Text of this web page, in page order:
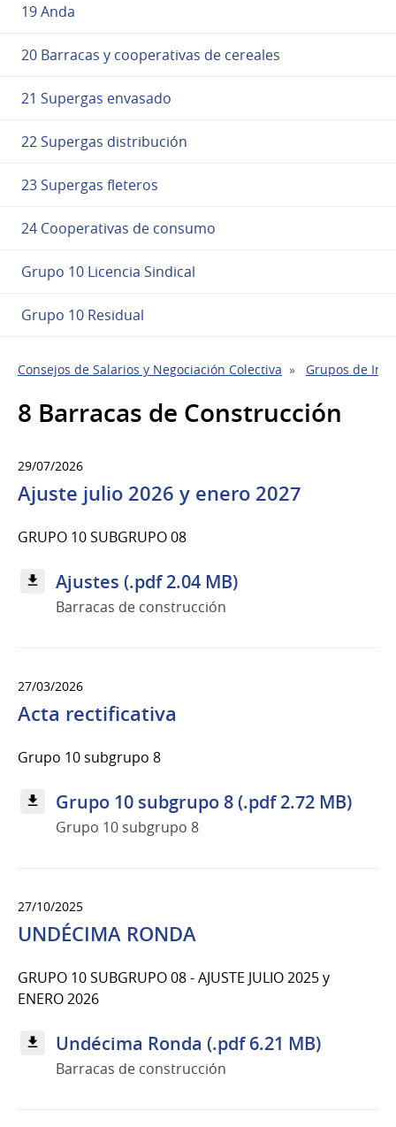
19 Anda
20 Barracas y cooperativas de cereales
21 Supergas envasado
22 Supergas distribución
23 Supergas fleteros
24 Cooperativas de consumo
Grupo 10 Licencia Sindical
Grupo 10 Residual
Consejos de Salarios y Negociación Colectiva Grupos de
8 Barracas de Construcción
29/07/2026
Ajuste julio 2026 y enero 2027
GRUPO 10 SUBGRUPO 08
Ajustes (.pdf 2.04 MB)
Barracas de construcción
27/03/2026
Acta rectificativa
Grupo 10 subgrupo 8
Grupo 10 subgrupo 8 (.pdf 2.72 MB)
Grupo 10 subgrupo 8
27/10/2025
UNDÉCIMA RONDA
GRUPO 10 SUBGRUPO 08 - AJUSTE JULIO 2025 y
ENERO 2026
Undécima Ronda (.pdf 6.21 MB)
Barracas de construcción